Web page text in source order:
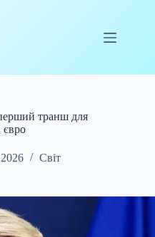
транш для
євро
Світ